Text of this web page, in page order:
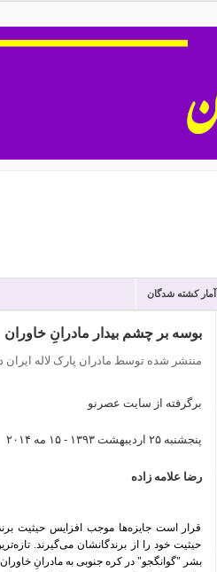
آمار کشته شدگان
بوسه بر چشم بيدار مادرانِ خاوران
منتشر شده توسط مادران پارک لاله ایران
برگرفته از سایت عصرنو
پنجشنبه ۲۵ ارديبهشت ۱۳۹۳ - ۱۵ مه ۲۰۱۴
رضا علامه زاده
قرار است جايزه‌ها موجب افزايس حيثيت
حيثیت خود را از برندگانشان مى‌گيرند.
بشر "گوانگجو" در كره جنوبى به مادرانِ